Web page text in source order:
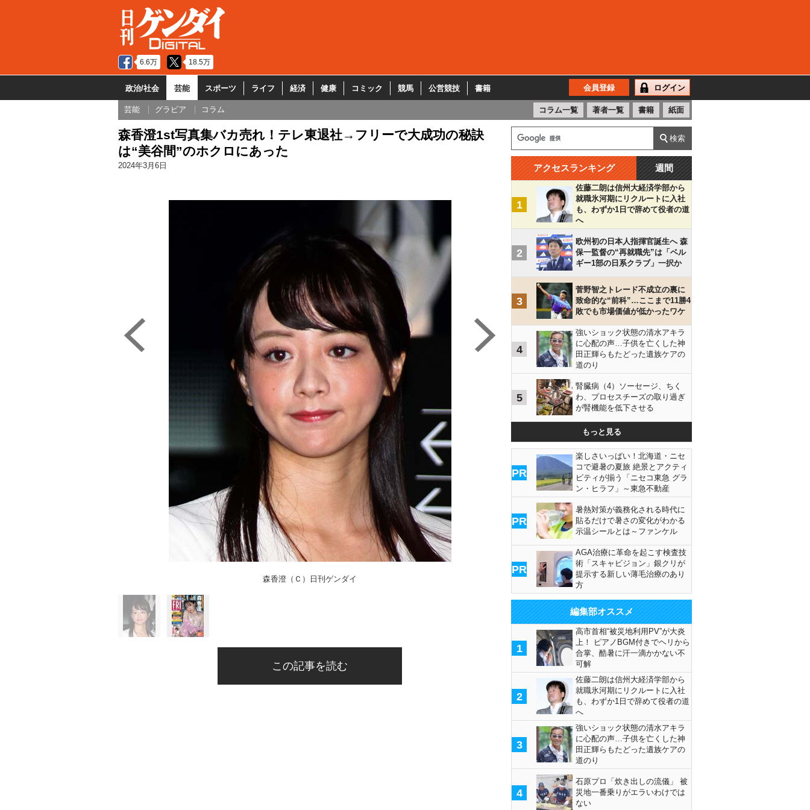
6.6万 18.5万
政治/社会 芸能 スポーツ ライフ 経済 健康 コミック 競馬 公営競技 書籍 会員登録 ログイン
芸能 グラビア コラム コラム一覧 著者一覧 書籍 紙面
森香澄1st写真集バカ売れ！テレ東退社→フリーで大成功の秘訣
は“美谷間”のホクロにあった
2024年3月6日
森香澄（Ｃ）日刊ゲンダイ 「FRIDAY」（講談社）2024年3月15日号（提供写真）
この記事を読む
アクセスランキング 週間
1
佐藤二朗は信州大経済学部から
就職氷河期にリクルートに入社
も、わずか1日で辞めて役者の道
へ
2
欧州初の日本人指揮官誕生へ 森
保一監督の“再就職先”は「ベル
ギー1部の日系クラブ」一択か
3
菅野智之トレード不成立の裏に
致命的な“前科”…ここまで11勝4
敗でも市場価値が低かったワケ
4
強いショック状態の清水アキラ
に心配の声…子供を亡くした神
田正輝らもたどった遺族ケアの
道のり
5
腎臓病（4）ソーセージ、ちく
わ、プロセスチーズの取り過ぎ
が腎機能を低下させる
もっと見る
PR
楽しさいっぱい！北海道・ニセ
コで避暑の夏旅 絶景とアクティ
ビティが揃う「ニセコ東急 グラ
ン・ヒラフ」～東急不動産
PR
暑熱対策が義務化される時代に
貼るだけで暑さの変化がわかる
示温シールとは～ファンケル
PR
AGA治療に革命を起こす検査技
術「スキャビジョン」銀クリが
提示する新しい薄毛治療のあり
方
編集部オススメ
1
高市首相“被災地利用PV”が大炎
上！ ピアノBGM付きでヘリから
合掌、酷暑に汗一滴かかない不
可解
2
佐藤二朗は信州大経済学部から
就職氷河期にリクルートに入社
も、わずか1日で辞めて役者の道
へ
3
強いショック状態の清水アキラ
に心配の声…子供を亡くした神
田正輝らもたどった遺族ケアの
道のり
4
石原プロ「炊き出しの流儀」 被
災地一番乗りがエラいわけでは
ない